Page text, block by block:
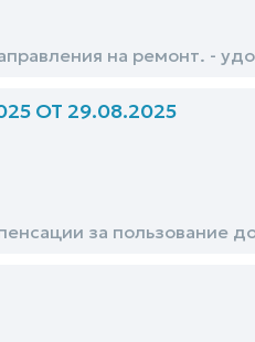
на ремонт. -
ОТ 29.08.2025
за пользование